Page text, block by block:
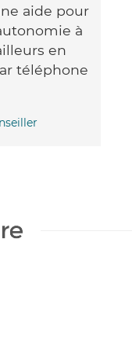
aide pour
à
en
téléphone